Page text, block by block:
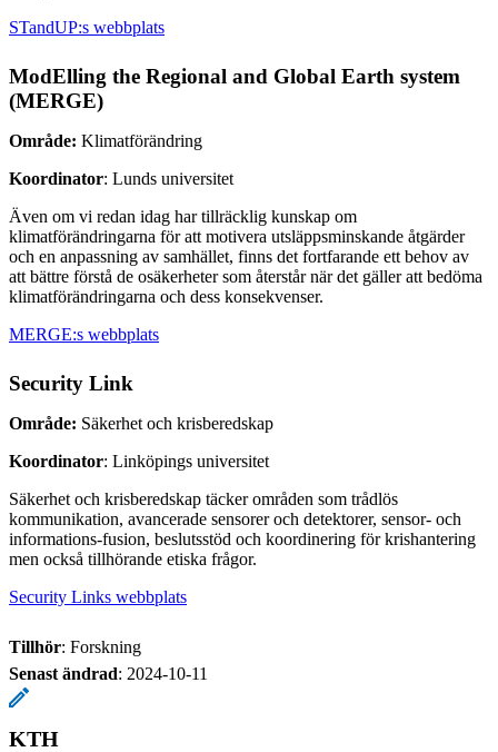
STandUP:s webbplats
ModElling the Regional and Global Earth system
(MERGE)
Område: Klimatförändring
Koordinator: Lunds universitet
Även om vi redan idag har tillräcklig kunskap om
klimatförändringarna för att motivera utsläppsminskande åtgärder
och en anpassning av samhället, finns det fortfarande ett behov av
att bättre förstå de osäkerheter som återstår när det gäller att bedöma
klimatförändringarna och dess konsekvenser.
MERGE:s webbplats
Security Link
Område: Säkerhet och krisberedskap
Koordinator: Linköpings universitet
Säkerhet och krisberedskap täcker områden som trådlös
kommunikation, avancerade sensorer och detektorer, sensor- och
informations-fusion, beslutsstöd och koordinering för krishantering
men också tillhörande etiska frågor.
Security Links webbplats
Tillhör: Forskning
Senast ändrad: 2024-10-11
KTH